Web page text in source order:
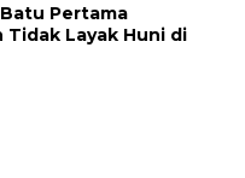
Pertama
Tidak Layak Huni di